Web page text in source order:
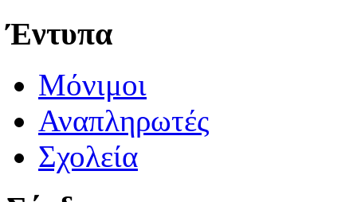
Έντυπα
Μόνιμοι
Αναπληρωτές
Σχολεία